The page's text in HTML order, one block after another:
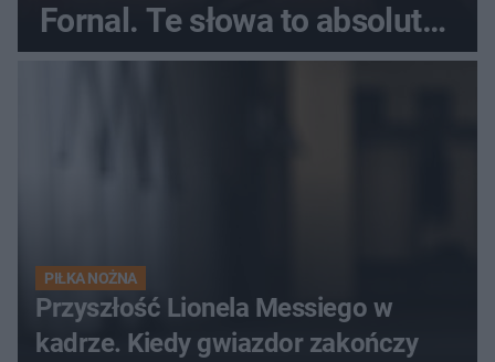
Fornal. Te słowa to absolutny
hit
PIŁKA NOŻNA
Przyszłość Lionela Messiego w
kadrze. Kiedy gwiazdor zakończy